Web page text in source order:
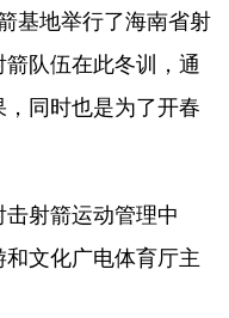
地举行了海南省射
队伍在此冬训，通
同时也是为了开春
射箭运动管理中
文化广电体育厅主